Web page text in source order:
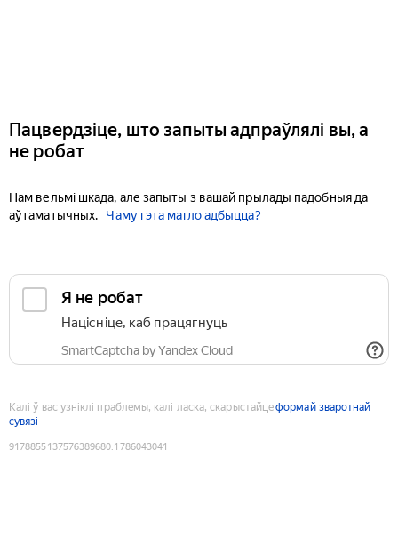
Пацвердзіце, што запыты адпраўлялі вы, а
не робат
Нам вельмі шкада, але запыты з вашай прылады падобныя да
аўтаматычных.
Чаму гэта магло адбыцца?
Я не робат
Націсніце, каб працягнуць
SmartCaptcha by Yandex Cloud
Калі ў вас узніклі праблемы, калі ласка, скарыстайцеформай зваротнай
сувязі
9178855137576389680:1786043041